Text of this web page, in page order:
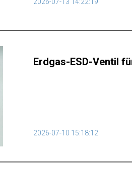
Erdgas-ESD-Ventil
2026-07-10 15:18:12